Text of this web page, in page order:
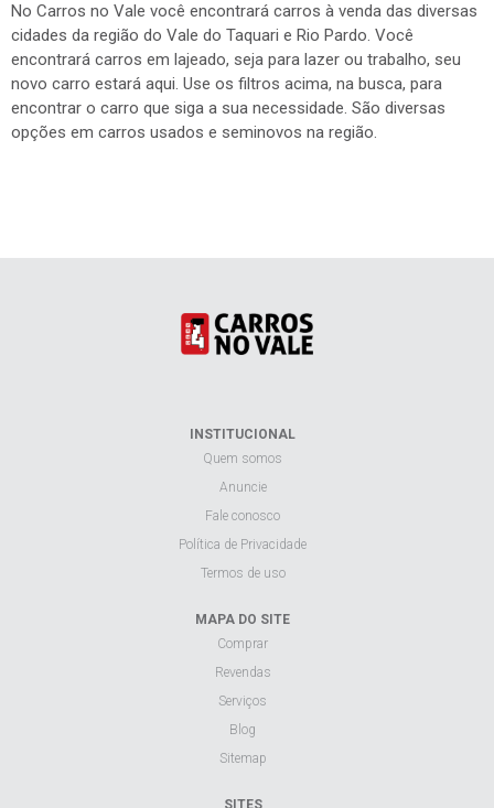
opções em carros usados e seminovos na região.
INSTITUCIONAL
Quem somos
Termos de uso
Comprar
Revendas
Serviços
Sitemap
Carros no Vale
Sul Carro
Carro Review